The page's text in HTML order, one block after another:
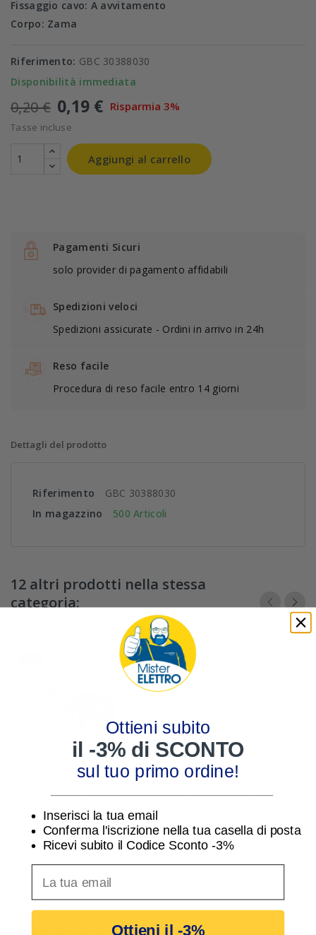
Fissaggio cavo: A avvitamento
Corpo: Zama
Riferimento: GBC 30388030
Disponibilità immediata
0,20 € 0,19 € Risparmia 3%
Tasse incluse
Aggiungi al carrello
Pagamenti Sicuri
solo provider di pagamento affidabili
Spedizioni veloci
Spedizioni assicurate - Ordini in arrivo in 24h
Reso facile
Procedura di reso facile entro 14 giorni
Dettagli del prodotto
Riferimento
GBC 30388030
In magazzino
500 Articoli
12 altri prodotti nella stessa
categoria:
0,5Mm Fracarro 287189
0,43 € 0,42 €
-3%
elicoidale con attacco F
Ottieni subito
il -3% di SCONTO
sul tuo primo ordine!
Inserisci la tua email
Conferma l'iscrizione nella tua casella di posta
Ricevi subito il Codice Sconto -3%
Ottieni il -3%